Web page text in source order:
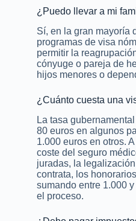
¿Puedo llevar a mi
Sí, en la gran mayoría
programas de visa
permitir la
cónyuge o pareja de
hijos menores o
¿Cuánto cuesta una
La tasa
80 euros en algunos
1.000 euros en otros.
coste del seguro
juradas, la
contrata, los
sumando entre 1.000
el proceso.